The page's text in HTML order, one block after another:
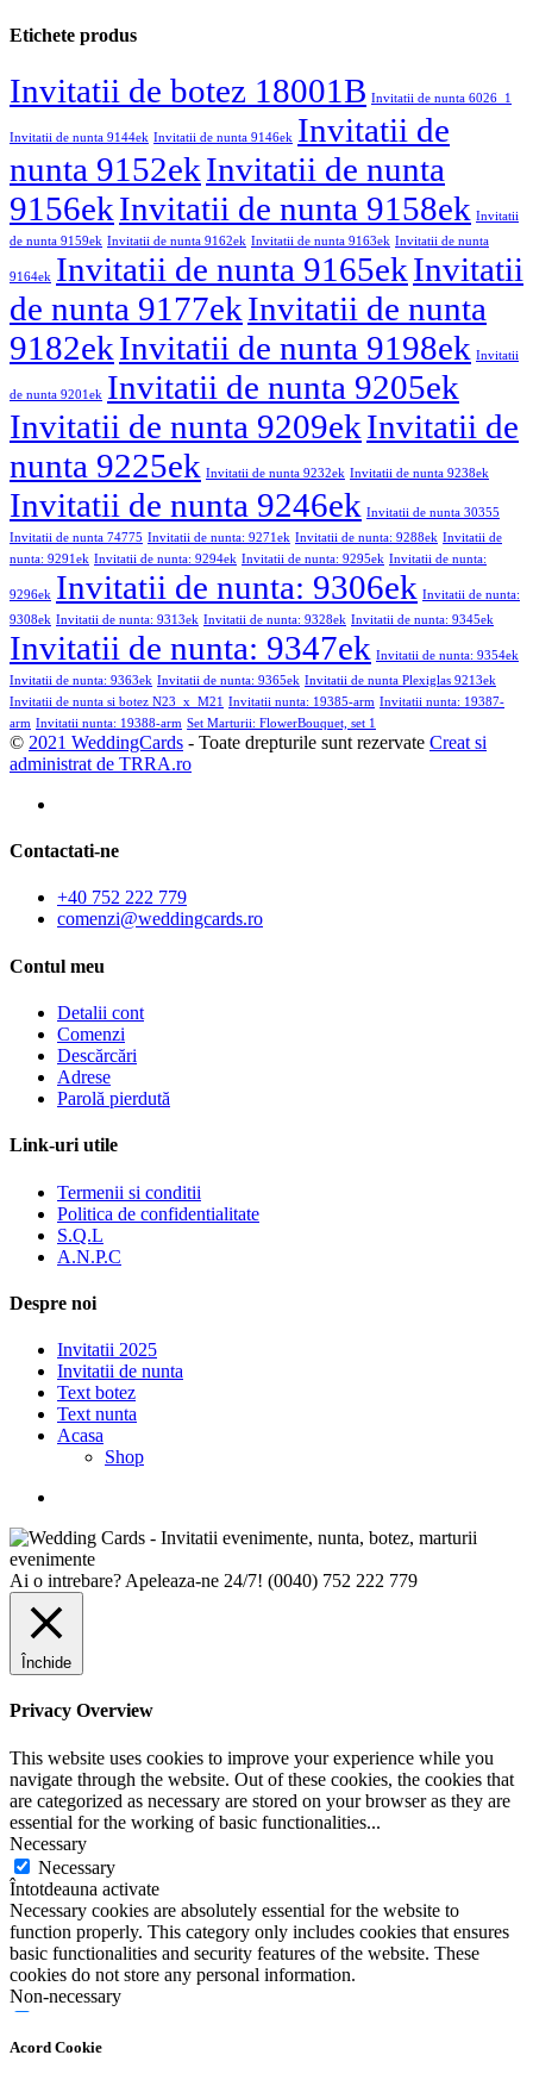
Etichete produs
Invitatii de botez 18001B Invitatii de nunta 6026_1
Invitatii de nunta 9144ek Invitatii de nunta 9146ek Invitatii de
nunta 9152ekInvitatii de nunta
9156ekInvitatii de nunta 9158ek Invitatii
de nunta 9159ek Invitatii de nunta 9162ek Invitatii de nunta 9163ek Invitatii de nunta
9164ek Invitatii de nunta 9165ekInvitatii
de nunta 9177ekInvitatii de nunta
9182ekInvitatii de nunta 9198ek Invitatii
de nunta 9201ek Invitatii de nunta 9205ek
Invitatii de nunta 9209ekInvitatii de
nunta 9225ek Invitatii de nunta 9232ek Invitatii de nunta 9238ek
Invitatii de nunta 9246ek Invitatii de nunta 30355
Invitatii de nunta 74775 Invitatii de nunta: 9271ek Invitatii de nunta: 9288ek Invitatii de
nunta: 9291ek Invitatii de nunta: 9294ek Invitatii de nunta: 9295ek Invitatii de nunta:
9296ek Invitatii de nunta: 9306ek Invitatii de nunta:
9308ek Invitatii de nunta: 9313ek Invitatii de nunta: 9328ek Invitatii de nunta: 9345ek
Invitatii de nunta: 9347ek Invitatii de nunta: 9354ek
Invitatii de nunta: 9363ek Invitatii de nunta: 9365ek Invitatii de nunta Plexiglas 9213ek
Invitatii de nunta si botez N23_x_M21
Invitatii nunta: 19385-arm Invitatii nunta: 19387-
arm Invitatii nunta: 19388-arm Set Marturii: FlowerBouquet, set 1
© 2021 WeddingCards - Toate drepturile sunt rezervate Creat si
administrat de TRRA.ro
Contactati-ne
+40 752 222 779
comenzi@weddingcards.ro
Contul meu
Detalii cont
Comenzi
Descărcări
Adrese
Parolă pierdută
Link-uri utile
Termenii si conditii
Politica de confidentialitate
S.Q.L
A.N.P.C
Despre noi
Invitatii 2025
Invitatii de nunta
Text botez
Text nunta
Acasa
Shop
Ai o intrebare? Apeleaza-ne 24/7! (0040) 752 222 779
Acord Cookie
Închide
Privacy Overview
This website uses cookies to improve your experience while you
navigate through the website. Out of these cookies, the cookies that
are categorized as necessary are stored on your browser as they are
essential for the working of basic functionalities...
Necessary
Necessary
Întotdeauna activate
Necessary cookies are absolutely essential for the website to
function properly. This category only includes cookies that ensures
basic functionalities and security features of the website. These
cookies do not store any personal information.
Non-necessary
Any cookies that may not be particularly necessary for the website